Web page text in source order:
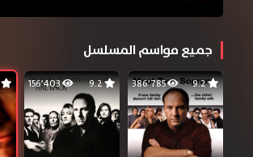
جميع مواسم المسلسل
9.2 386٬785 9.2 156٬403 9.2